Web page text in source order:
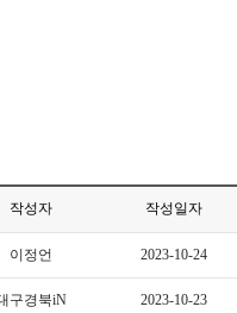
작성자 작성일자
이정언 2023-10-24
구경북iN 2023-10-23